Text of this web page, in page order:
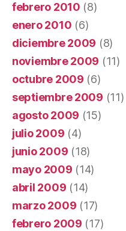
febrero 2010 (8)
enero 2010 (6)
diciembre 2009 (8)
noviembre 2009 (11)
octubre 2009 (6)
septiembre 2009 (11)
agosto 2009 (15)
julio 2009 (4)
junio 2009 (18)
mayo 2009 (14)
abril 2009 (14)
marzo 2009 (17)
febrero 2009 (17)